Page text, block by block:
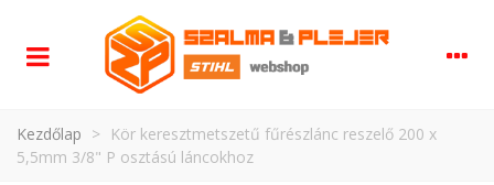
Kezdőlap >
Kör keresztmetszetű fűrészlánc reszelő 200 x
5,5mm 3/8" P osztású láncokhoz